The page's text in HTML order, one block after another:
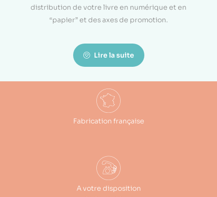
distribution de votre livre en numérique et en
“papier” et des axes de promotion.
Lire la suite
Fabrication française
A votre disposition